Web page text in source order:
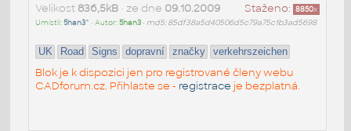
Staženo: 8850x
Velikost 836,5kB• ze dne 09.10.2009
Umístil:5han3^ • Autor:5han3• md5: 85df38a5d40506d5c79a75c1b3ad5698
UK Road Signs dopravní značky verkehrszeichen
Blok je k dispozici jen pro registrované členy webu
CADforum.cz. Přihlaste se - registrace je bezplatná.